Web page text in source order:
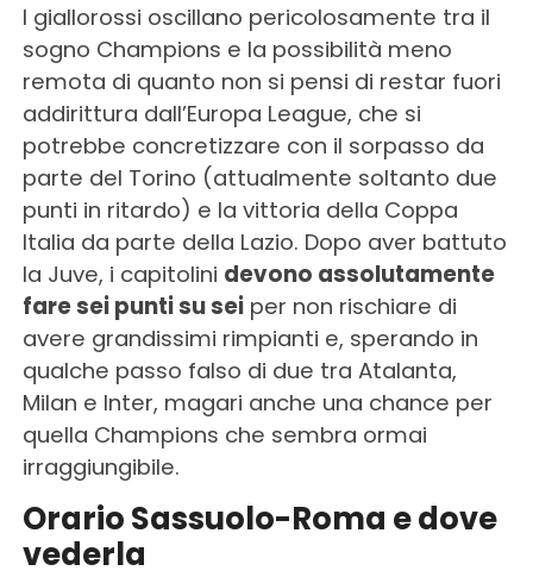
I giallorossi oscillano pericolosamente tra il
sogno Champions e la possibilità meno
remota di quanto non si pensi di restar fuori
addirittura dall’Europa League, che si
potrebbe concretizzare con il sorpasso da
parte del Torino (attualmente soltanto due
punti in ritardo) e la vittoria della Coppa
Italia da parte della Lazio. Dopo aver battuto
la Juve, i capitolini devono assolutamente
fare sei punti su seiper non rischiare di
avere grandissimi rimpianti e, sperando in
qualche passo falso di due tra Atalanta,
Milan e Inter, magari anche una chance per
quella Champions che sembra ormai
irraggiungibile.
Orario Sassuolo-Roma e dove
vederla